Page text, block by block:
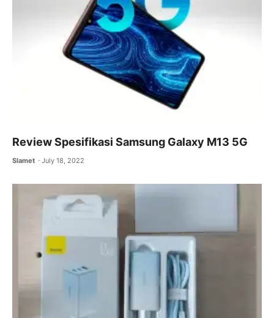
Review Spesifikasi Samsung Galaxy M13 5G
Slamet July 18, 2022